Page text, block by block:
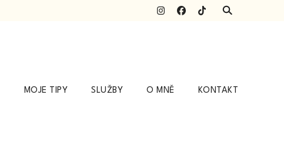
MOJE TIPY SLUŽBY O MNĚ KONTAKT